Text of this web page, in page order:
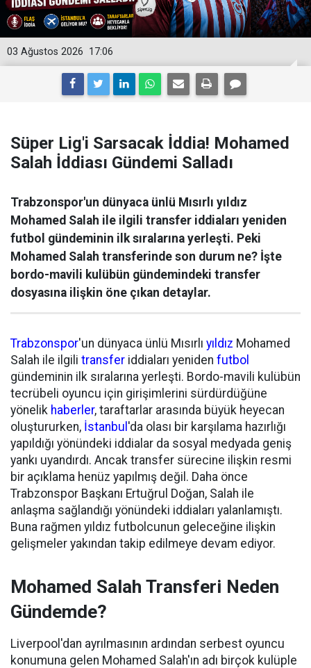
17:06
03 Ağustos 2026
Süper Lig'i Sarsacak İddia! Mohamed
Salah İddiası Gündemi Salladı
Trabzonspor'un dünyaca ünlü Mısırlı yıldız
Mohamed Salah ile ilgili transfer iddiaları yeniden
futbol gündeminin ilk sıralarına yerleşti. Peki
Mohamed Salah transferinde son durum ne? İşte
bordo-mavili kulübün gündemindeki transfer
dosyasına ilişkin öne çıkan detaylar.
Trabzonspor'un dünyaca ünlü Mısırlı yıldız Mohamed
Salah ile ilgili transfer iddiaları yeniden futbol
gündeminin ilk sıralarına yerleşti. Bordo-mavili kulübün
tecrübeli oyuncu için girişimlerini sürdürdüğüne
yönelik haberler, taraftarlar arasında büyük heyecan
oluştururken, İstanbul 'da olası bir karşılama hazırlığı
yapıldığı yönündeki iddialar da sosyal medyada geniş
yankı uyandırdı. Ancak transfer sürecine ilişkin resmi
bir açıklama henüz yapılmış değil. Daha önce
Trabzonspor Başkanı Ertuğrul Doğan, Salah ile
anlaşma sağlandığı yönündeki iddiaları yalanlamıştı.
Buna rağmen yıldız futbolcunun geleceğine ilişkin
gelişmeler yakından takip edilmeye devam ediyor.
Mohamed Salah Transferi Neden
Gündemde?
Liverpool'dan ayrılmasının ardından serbest oyuncu
konumuna gelen Mohamed Salah'ın adı birçok kulüple